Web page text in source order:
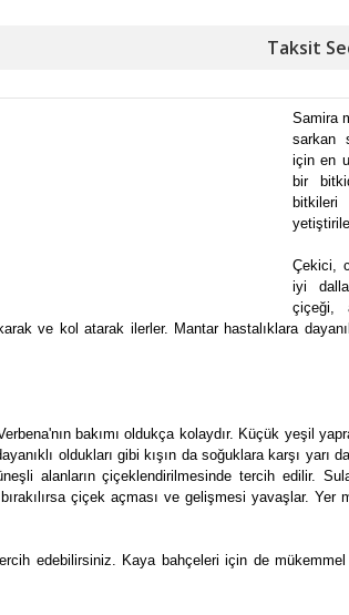
Taksit
Samira
sarkan
için en
bir
Çekici,
iyi
çiçeği,
ve kol atarak ilerler. Mantar hastalıklara
bakımı oldukça kolaydır. Küçük yeşil
oldukları gibi kışın da soğuklara karşı yarı
alanların çiçeklendirilmesinde tercih edilir.
çiçek açması ve gelişmesi yavaşlar. Yer
edebilirsiniz. Kaya bahçeleri için de